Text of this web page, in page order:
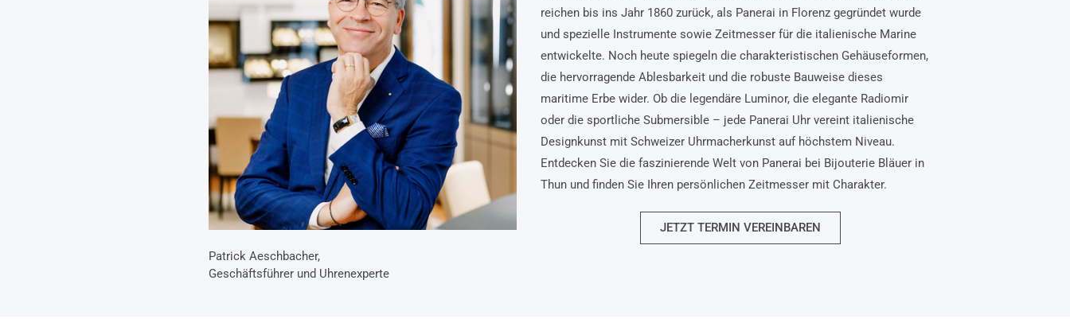
Patrick Aeschbacher,
Geschäftsführer und Uhrenexperte
reichen bis ins Jahr 1860 zurück, als Panerai in Florenz gegründet wurde
und spezielle Instrumente sowie Zeitmesser für die italienische Marine
entwickelte. Noch heute spiegeln die charakteristischen Gehäuseformen,
die hervorragende Ablesbarkeit und die robuste Bauweise dieses
maritime Erbe wider. Ob die legendäre Luminor, die elegante Radiomir
oder die sportliche Submersible – jede Panerai Uhr vereint italienische
Designkunst mit Schweizer Uhrmacherkunst auf höchstem Niveau.
Entdecken Sie die faszinierende Welt von Panerai bei Bijouterie Bläuer in
Thun und finden Sie Ihren persönlichen Zeitmesser mit Charakter.
JETZT TERMIN VEREINBAREN